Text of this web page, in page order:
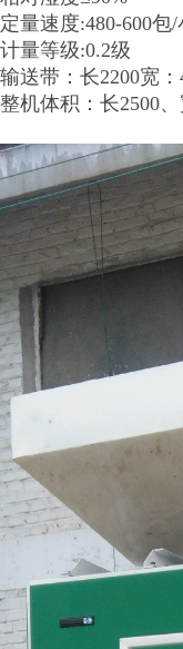
定量速度:480-600包
计量等级:0.2级
输送带：长2200宽：
整机体积：长2500